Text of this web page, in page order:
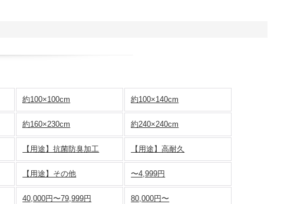
約100×100cm 約100×140cm
約160×230cm 約240×240cm
【用途】抗菌防臭加工 【用途】高耐久
【用途】その他 〜4,999円
40,000円〜79,999円 80,000円〜